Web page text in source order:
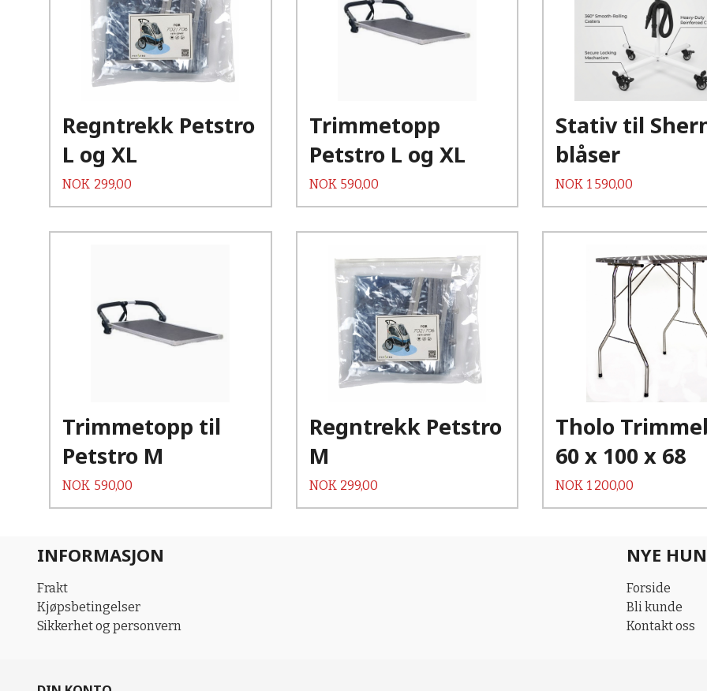
Regntrekk Petstro
L og XL
Pris
NOK 299,00
Kjøp
Les mer
Trimmetopp
Petstro L og XL
Pris
NOK 590,00
Kjøp
Stativ til
blåser
Pris
NOK 1 590,00
Kjøp
Les mer
Trimmetopp til
Petstro M
Pris
NOK 590,00
Kjøp
Regntrekk Petstro
M
Pris
NOK 299,00
Kjøp
Les mer
Tholo
60 x 100 x 68
Pris
NOK 1 200,00
INFORMASJON
Frakt
Kjøpsbetingelser
Sikkerhet og personvern
NYE
Forside
Bli kunde
Kontakt oss